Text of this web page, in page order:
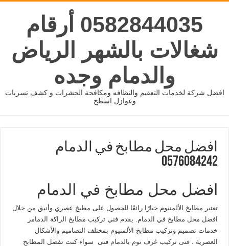
0582844035 أرقام
شغالات بالشهر الرياض
والدمام وجده
افضل شركة لخدمات التعقيم والنظافه ومكافحة الحشرات و كشف تسربات
وعوازل اسطح
افضل محل مطابخ في الدمام
0576084242
افضل محل مطابخ في الدمام
تعتبر مطابخ الألمنيوم خيارًا رائعًا للحصول على مطبخ عصري وأنيق من خلال
افضل محل مطابخ في الدمام. يقدم فني تركيب مطابخ الراكة الدمامر
خدمات تصميم وتركيب مطابخ الألمنيوم بمختلف التصاميم والأشكال
العصرية .فنى تركيب غرف نوم بالدمام فنى سواء كنت تفضل المطابخ